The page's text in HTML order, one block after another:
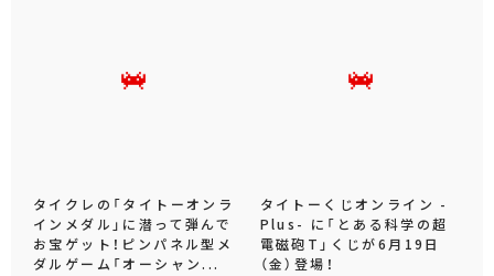
タイクレの「タイトーオンラ
インメダル」に潜って弾んで
お宝ゲット！ピンパネル型メ
ダルゲーム「オーシャン...
タイトーくじオンライン -
Plus- に「とある科学の超
電磁砲T」くじが6月19日
（金）登場！